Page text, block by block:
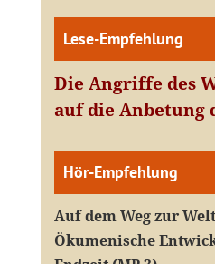
Lese-Empfehlung
Die Angriffe des
auf die Anbetung
Hör-Empfehlung
Auf dem Weg zur
Ökumenische